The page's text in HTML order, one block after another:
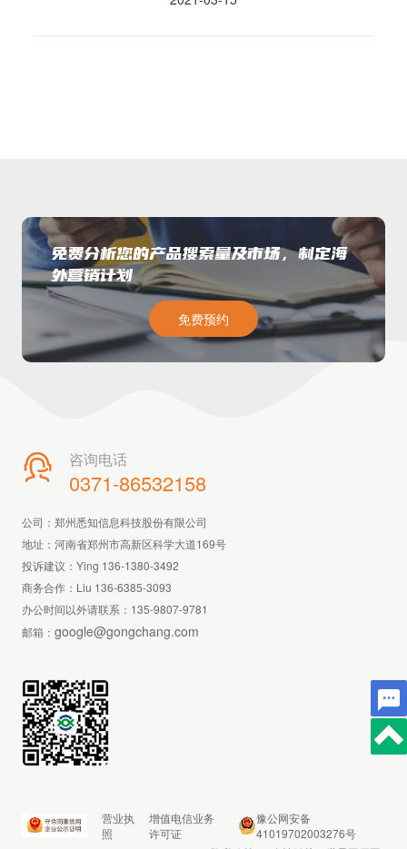
免费分析您的产品搜索量及市场，制定海
外营销计划
免费预约
 咨询电话
0371-86532158
公司：郑州悉知信息科技股份有限公司
地址：河南省郑州市高新区科学大道169号
投诉建议：Ying 136-1380-3492
商务合作：Liu 136-6385-3093
办公时间以外请联系： 135-9807-9781
邮箱： google@gongchang.com
营业执
照
增值电信业务
许可证
豫公网安备
41019702003276号